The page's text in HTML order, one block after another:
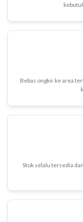
Bebas ongkir ke area
Stok selalu tersedia